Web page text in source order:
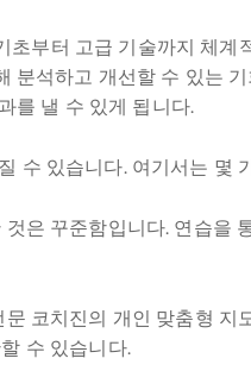
부터 고급 기술까지 체
분석하고 개선할 수 있는
를 낼 수 있게 됩니다.
수 있습니다. 여기서는 몇
은 꾸준함입니다. 연습
코치진의 개인 맞춤형
수 있습니다.